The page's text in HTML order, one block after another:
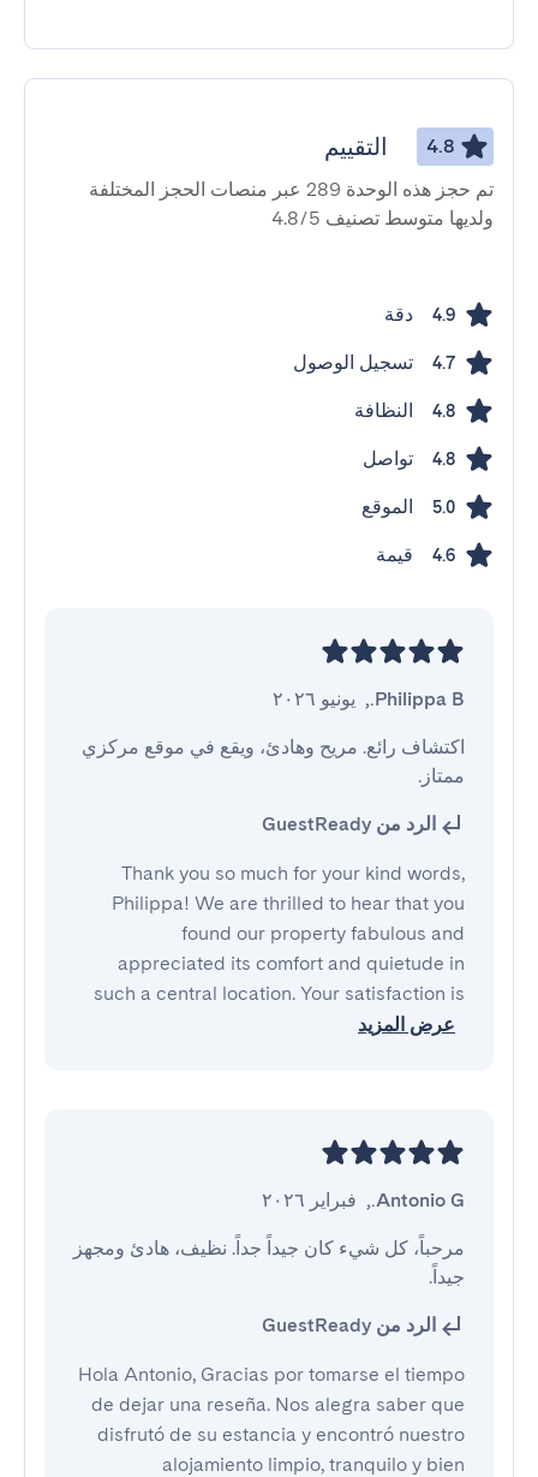
4.8 التقييم
تم حجز هذه الوحدة 289 عبر منصات الحجز المختلفة
ولديها متوسط ​​تصنيف 4.8/5
4.9 دقة
4.7 تسجيل الوصول
4.8 النظافة
4.8 تواصل
5.0 الموقع
4.6 قيمة
Philippa B.
, يونيو ٢٠٢٦
ممتاز.
الرد من GuestReady
Thank you so much for your kind words,
Philippa! We are thrilled to hear that you
found our property fabulous and
appreciated its comfort and quietude in
such a central location. Your satisfaction is
عرض المزيد
Antonio G.
, فبراير ٢٠٢٦
جيداً.
الرد من GuestReady
Hola Antonio, Gracias por tomarse el tiempo
de dejar una reseña. Nos alegra saber que
disfrutó de su estancia y encontró nuestro
alojamiento limpio, tranquilo y bien